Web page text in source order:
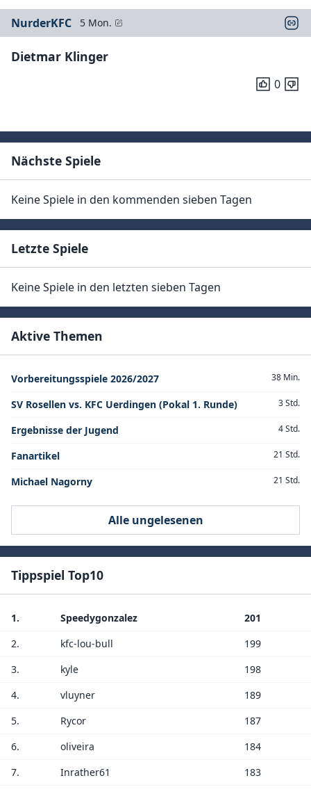
NurderKFC 5 Mon.
Dietmar Klinger
0
Nächste Spiele
Keine Spiele in den kommenden sieben Tagen
Letzte Spiele
Keine Spiele in den letzten sieben Tagen
Aktive Themen
Vorbereitungsspiele 2026/2027 38 Min.
SV Rosellen vs. KFC Uerdingen (Pokal 1. Runde) 3 Std.
Ergebnisse der Jugend 4 Std.
Fanartikel 21 Std.
Michael Nagorny 21 Std.
Alle ungelesenen
Tippspiel Top10
1. Speedygonzalez
201
2.
kfc-lou-bull
199
3.
kyle
198
4.
vluyner
189
5.
Rycor
187
6.
oliveira
184
7.
Inrather61
183